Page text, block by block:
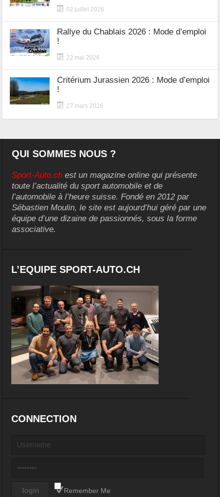
02 juillet 2026
Rallye du Chablais 2026 : Mode d’emploi
!
22 mai 2026
Critérium Jurassien 2026 : Mode d’emploi
!
27 mars 2026
QUI SOMMES NOUS ?
Sport-Auto.ch est un magazine online qui présente
toute l’actualité du sport automobile et de
l’automobile à l’heure suisse. Fondé en 2012 par
Sébastien Moulin, le site est aujourd’hui géré par une
équipe d’une dizaine de passionnés, sous la forme
associative.
L’EQUIPE SPORT-AUTO.CH
CONNECTION
Remember Me